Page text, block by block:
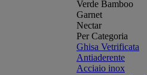
Verde Bamboo
Garnet
Nectar
Per Categoria
Ghisa Vetrificata
Antiaderente
Acciaio inox